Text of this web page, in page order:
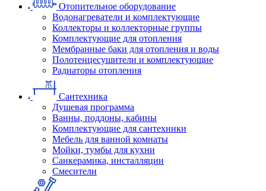
Отопительное оборудование
Водонагреватели и комплектующие
Коллекторы и коллекторные группы
Комплектующие для отопления
Мембранные баки для отопления и воды
Полотенцесушители и комплектующие
Радиаторы отопления
Сантехника
Душевая программа
Ванны, поддоны, кабины
Комплектующие для сантехники
Мебель для ванной комнаты
Мойки, тумбы для кухни
Санкерамика, инсталляции
Смесители